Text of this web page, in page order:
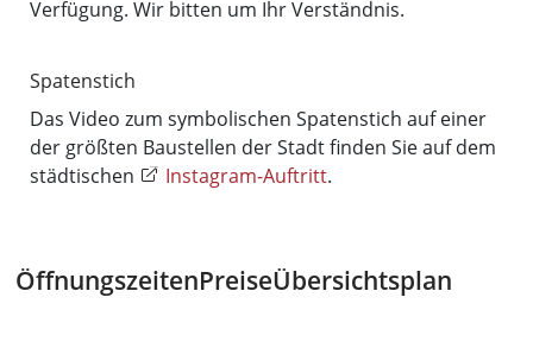
Verfügung. Wir bitten um Ihr Verständnis.
Spatenstich
Das Video zum symbolischen Spatenstich auf einer
der größten Baustellen der Stadt finden Sie auf dem
städtischen
Instagram-Auftritt.
ÖffnungszeitenPreiseÜbersichtsplan